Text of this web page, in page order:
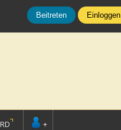
Beitreten Einloggen
+